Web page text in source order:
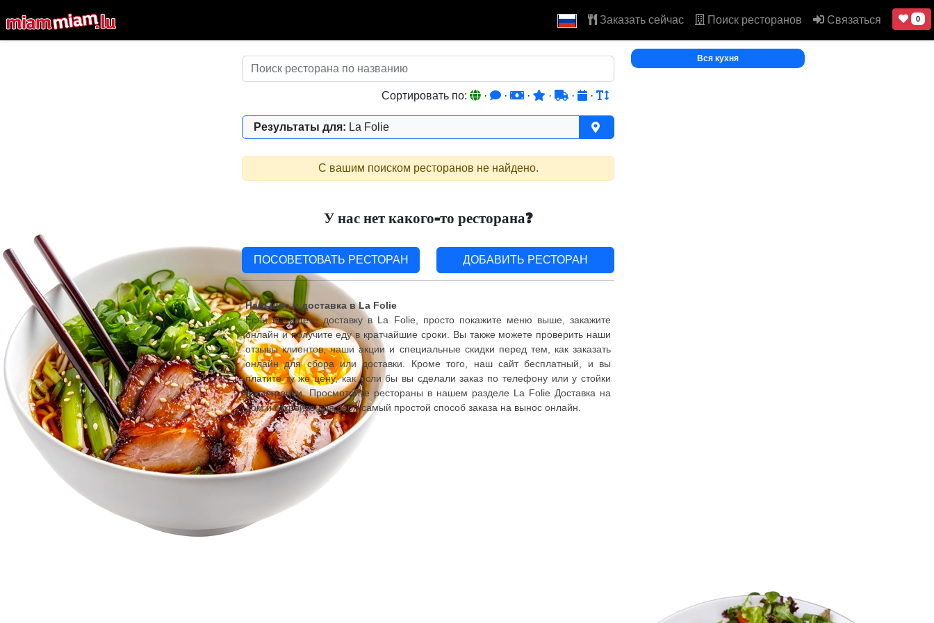
Заказать сейчас Поиск ресторанов Связаться 0
Сортировать по: · · · · · ·
Результаты для: La Folie
С вашим поиском ресторанов не найдено.
Вся кухня
У нас нет какого-то ресторана?
ПОСОВЕТОВАТЬ РЕСТОРАН ДОБАВИТЬ РЕСТОРАН
Навынос и доставка в La Folie
Если вы ищете доставку в La Folie, просто покажите меню выше, закажите
онлайн и получите еду в кратчайшие сроки. Вы также можете проверить наши
отзывы клиентов, наши акции и специальные скидки перед тем, как заказать
онлайн для сбора или доставки. Кроме того, наш сайт бесплатный, и вы
платите ту же цену, как если бы вы сделали заказ по телефону или у стойки
регистрации. Просмотрите рестораны в нашем разделе La Folie Доставка на
дом и откройте для себя самый простой способ заказа на вынос онлайн.